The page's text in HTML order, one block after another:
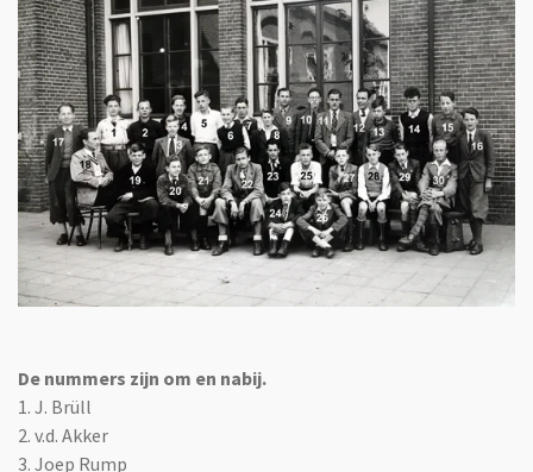
De nummers zijn om en nabij.
1. J. Brüll
2. v.d. Akker
3. Joep Rump